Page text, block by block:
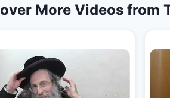
More Videos from